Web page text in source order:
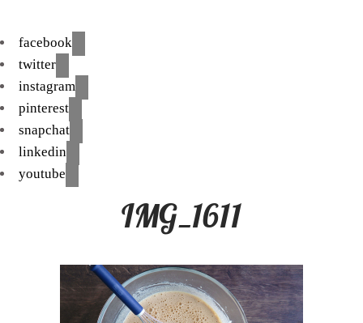
facebook
twitter
instagram
pinterest
snapchat
linkedin
youtube
IMG_1611